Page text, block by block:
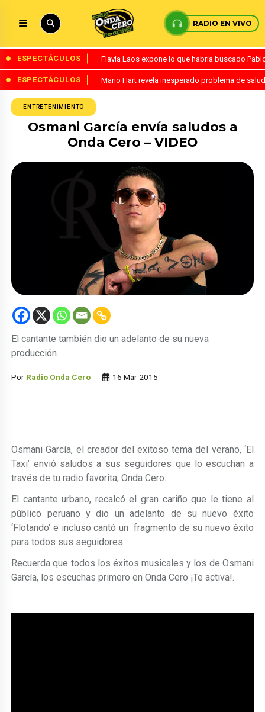
RADIO EN VIVO
ESPECTÁCULOS Flavia Laos expone lo que habría buscado
ESPECTÁCULOS Mario Hart revela inesperado problema de
ENTRETENIMIENTO
Osmani García envía saludos a
Onda Cero – VIDEO
El cantante también dio un adelanto de su nueva
producción.
Por Radio Onda Cero 16 Mar 2015
Osmani García, el creador del exitoso tema del verano, ‘El
Taxi’ envió saludos a sus seguidores que lo escuchan a
través de tu radio favorita, Onda Cero.
El cantante urbano, recalcó el gran cariño que le tiene al
público peruano y dio un adelanto de su nuevo éxito
‘Flotando’ e incluso cantó un fragmento de su nuevo éxito
para todos sus seguidores.
Recuerda que todos los éxitos musicales y los de Osmani
García, los escuchas primero en Onda Cero ¡Te activa!.